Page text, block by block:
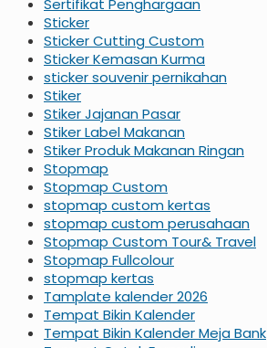
Sertifikat Penghargaan
Sticker
Sticker Cutting Custom
Sticker Kemasan Kurma
sticker souvenir pernikahan
Stiker
Stiker Jajanan Pasar
Stiker Label Makanan
Stiker Produk Makanan Ringan
Stopmap
Stopmap Custom
stopmap custom kertas
stopmap custom perusahaan
Stopmap Custom Tour& Travel
Stopmap Fullcolour
stopmap kertas
Tamplate kalender 2026
Tempat Bikin Kalender
Tempat Bikin Kalender Meja Bank